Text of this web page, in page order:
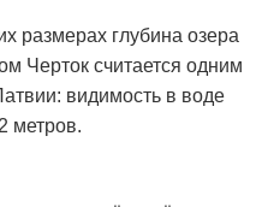
размерах глубина озера
Черток считается одним
видимость в воде
метров.